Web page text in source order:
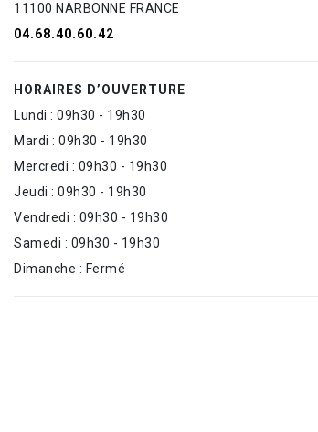
11100 NARBONNE FRANCE
04.68.40.60.42
HORAIRES D’OUVERTURE
Lundi : 09h30 - 19h30
Mardi : 09h30 - 19h30
Mercredi : 09h30 - 19h30
Jeudi : 09h30 - 19h30
Vendredi : 09h30 - 19h30
Samedi : 09h30 - 19h30
Dimanche : Fermé